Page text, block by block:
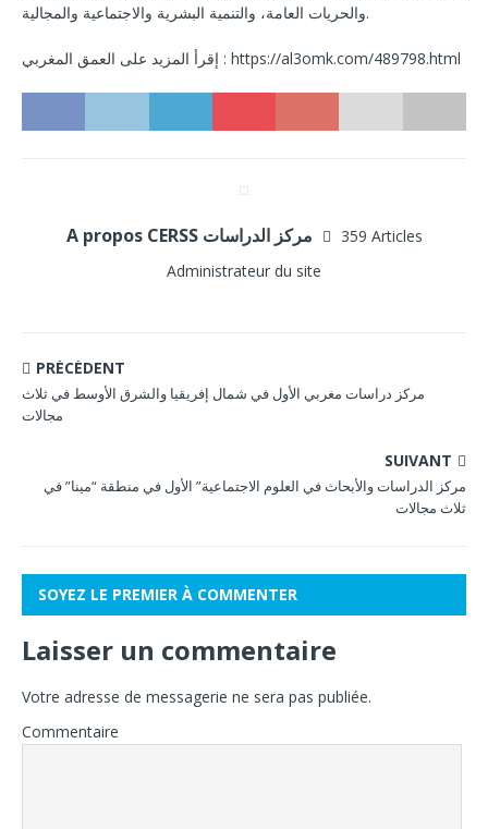
والحريات العامة، والتنمية البشرية والاجتماعية والمجالية.
إقرأ المزيد على العمق المغربي : https://al3omk.com/489798.html
359 Articles
Administrateur du site
PRÉCÉDENT
مركز دراسات مغربي الأول في شمال إفريقيا والشرق الأوسط في ثلاث
مجالات
SUIVANT
مركز الدراسات والأبحاث في العلوم الاجتماعية” الأول في منطقة “مينا” في
ثلاث مجالات
SOYEZ LE PREMIER À COMMENTER
Laisser un commentaire
Votre adresse de messagerie ne sera pas publiée.
Commentaire